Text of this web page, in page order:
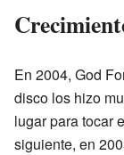
En 2004, God
disco los hizo
lugar para tocar
siguiente, en